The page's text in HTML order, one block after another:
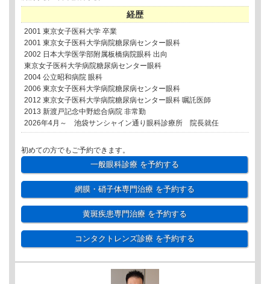
経歴
2001 東京女子医科大学 卒業
2001 東京女子医科大学病院糖尿病センター眼科
2002 日本大学医学部附属板橋病院眼科 出向
東京女子医科大学病院糖尿病センター眼科
2004 公立昭和病院 眼科
2006 東京女子医科大学病院糖尿病センター眼科
2012 東京女子医科大学病院糖尿病センター眼科 嘱託医師
2013 新渡戸記念中野総合病院 非常勤
2026年4月～ 池袋サンシャイン通り眼科診療所 院長就任
初めての方でもご予約できます。
一般眼科診療を予約する
網膜・硝子体専門治療を予約する
黄斑疾患専門治療を予約する
コンタクトレンズ診療を予約する